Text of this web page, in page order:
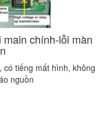
chính-lỗi màn
tiếng mất hình, không
nguồn